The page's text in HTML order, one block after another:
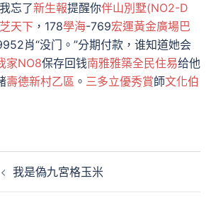
忘了新生報提醒你伴山別墅(NO2-D
天下 ，178學海-769宏運黃金廣場巴
肖“没门。”分期付款，谁知道她会
家NO8保存回钱南雅雅築全民住易给他
壽德新村乙區 。 三多立優秀賞師文化伯
我是偽九宮格玉米